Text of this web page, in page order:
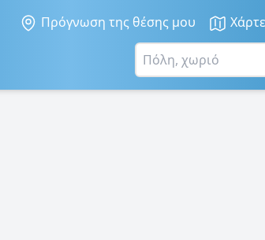
Πρόγνωση της θέσης μου